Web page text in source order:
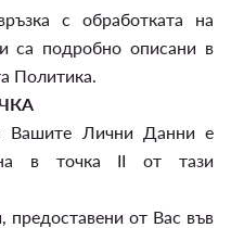
с обработката на
са подробно описани в
Политика.
Вашите Лични Данни е
в точка II от тази
от Вас във